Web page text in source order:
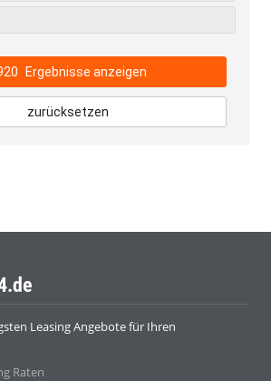
Ergebnisse anzeigen
zurücksetzen
Leasing Angebote für Ihren
Raten